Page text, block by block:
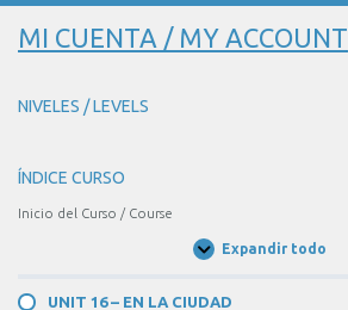
MI CUENTA / MY ACCOUNT
NIVELES / LEVELS
ÍNDICE CURSO
Inicio del Curso / Course
Expandir todo
Unidades
UNIT 16 – EN LA CIUDAD